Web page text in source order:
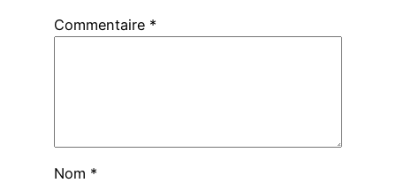
Commentaire *
Nom *